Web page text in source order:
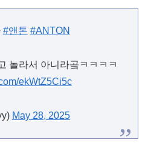
#앤톤 #ANTON
놀라서 아니라곸ㅋㅋㅋㅋ
ekWtZ5Ci5c
May 28, 2025